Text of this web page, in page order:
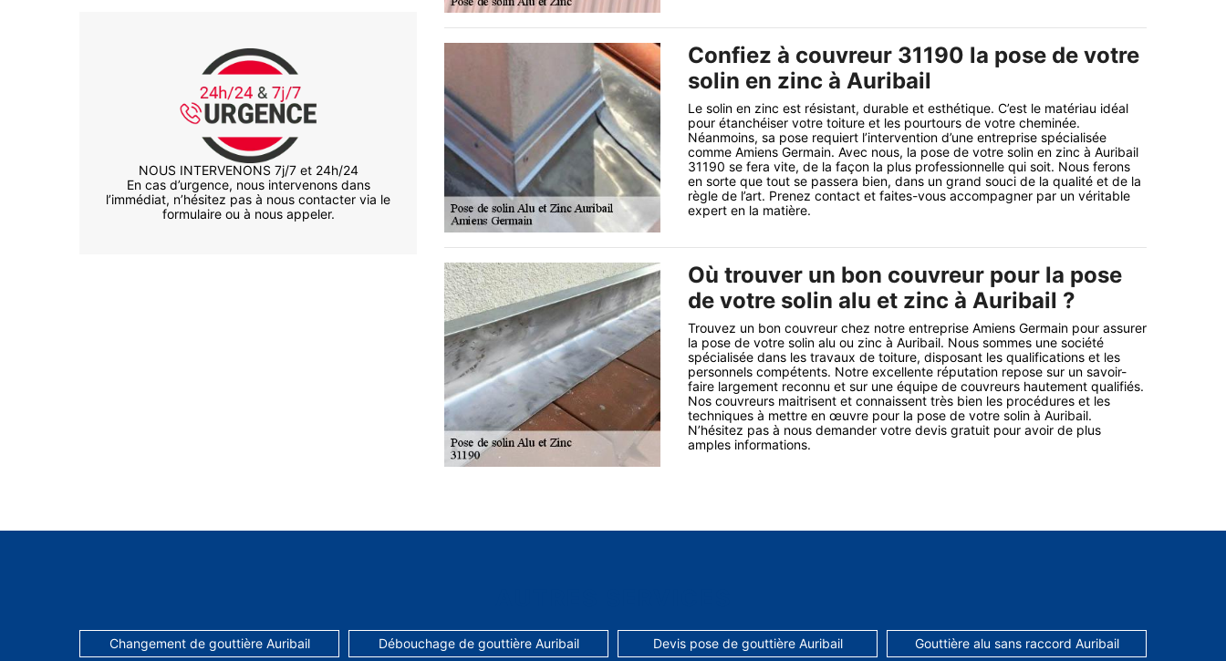
NOUS INTERVENONS 7j/7 et 24h/24
En cas d’urgence, nous intervenons dans
l’immédiat, n’hésitez pas à nous contacter via le
formulaire ou à nous appeler.
Confiez à couvreur 31190 la pose de votre
solin en zinc à Auribail
Le solin en zinc est résistant, durable et esthétique. C’est le matériau idéal
pour étanchéiser votre toiture et les pourtours de votre cheminée.
Néanmoins, sa pose requiert l’intervention d’une entreprise spécialisée
comme Amiens Germain. Avec nous, la pose de votre solin en zinc à Auribail
31190 se fera vite, de la façon la plus professionnelle qui soit. Nous ferons
en sorte que tout se passera bien, dans un grand souci de la qualité et de la
règle de l’art. Prenez contact et faites-vous accompagner par un véritable
expert en la matière.
Où trouver un bon couvreur pour la pose
de votre solin alu et zinc à Auribail ?
Trouvez un bon couvreur chez notre entreprise Amiens Germain pour assurer
la pose de votre solin alu ou zinc à Auribail. Nous sommes une société
spécialisée dans les travaux de toiture, disposant les qualifications et les
personnels compétents. Notre excellente réputation repose sur un savoir-
faire largement reconnu et sur une équipe de couvreurs hautement qualifiés.
Nos couvreurs maitrisent et connaissent très bien les procédures et les
techniques à mettre en œuvre pour la pose de votre solin à Auribail.
N’hésitez pas à nous demander votre devis gratuit pour avoir de plus
amples informations.
Changement de gouttière Auribail Débouchage de gouttière Auribail Devis pose de gouttière Auribail Gouttière alu sans raccord Auribail